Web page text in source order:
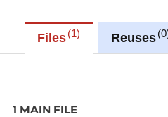
Files 1 Reuses 0
1 MAIN FILE